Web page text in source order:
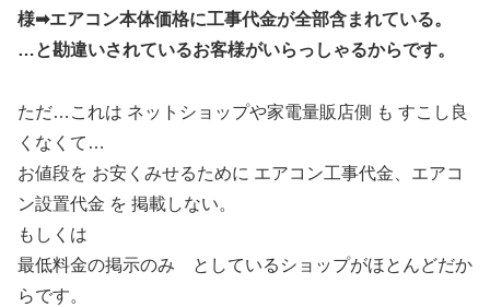
様➡エアコン本体価格に工事代金が全部含まれている。
…と勘違いされているお客様がいらっしゃるからです。
ただ…これは ネットショップや家電量販店側 も すこし良
くなくて…
お値段を お安くみせるために エアコン工事代金、エアコ
ン設置代金 を 掲載しない。
もしくは
最低料金の掲示のみ としているショップがほとんどだか
らです。